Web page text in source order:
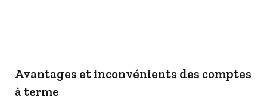
Avantages et inconvénients des comptes
à terme